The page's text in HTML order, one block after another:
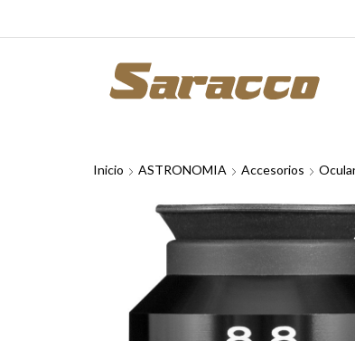
Inicio ASTRONOMIA Accesorios